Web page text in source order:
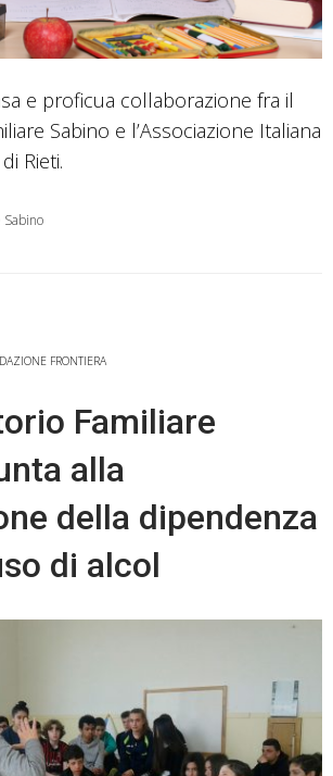
e proficua collaborazione fra il
Sabino e l’Associazione Italiana
Rieti.
Sabino
FRONTIERA
Familiare
alla
della dipendenza
di alcol